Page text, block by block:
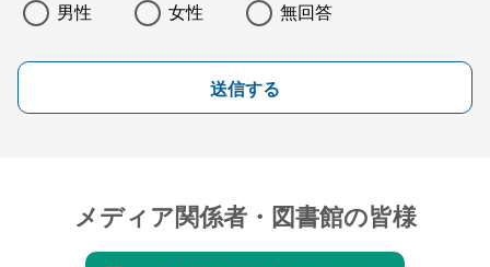
男性 女性 無回答
送信する
メディア関係者・図書館の皆様